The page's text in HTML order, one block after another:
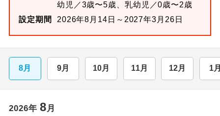
幼児／3歳〜5歳、乳幼児／0歳〜2歳
設定期間
2026年8月14日～2027年3月26日
8月 9月 10月 11月 12月 1
2026年 8月